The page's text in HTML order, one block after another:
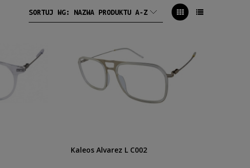
SORTUJ WG: NAZWA PRODUKTU A-Z
Kaleos Alvarez L C002